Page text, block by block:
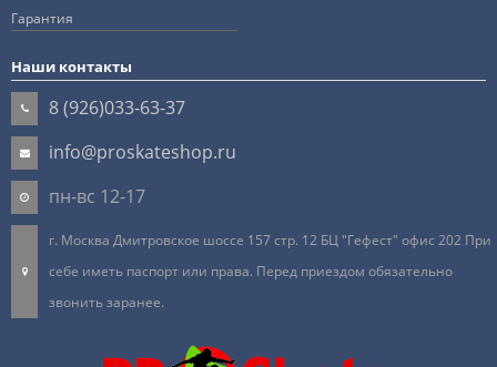
Гарантия
Наши контакты
8 (926)033-63-37
info@proskateshop.ru
пн-вс 12-17
г. Москва Дмитровское шоссе 157 стр. 12 БЦ "Гефест" офис 202 При
себе иметь паспорт или права. Перед приездом обязательно
звонить заранее.